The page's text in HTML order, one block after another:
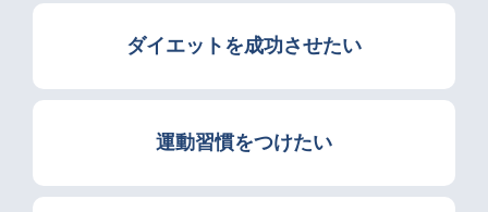
ダイエットを成功させたい
運動習慣をつけたい